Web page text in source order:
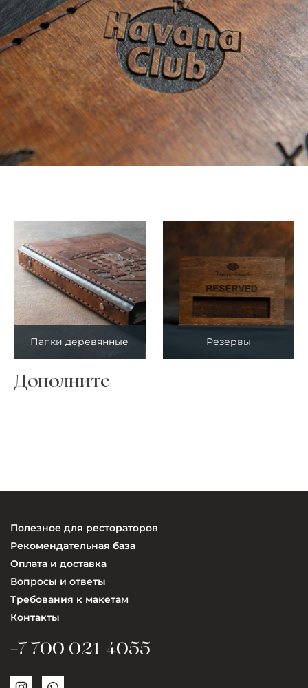
Папки деревянные Резервы
Дополните
Полезное для рестораторов
Рекомендательная база
Оплата и доставка
Вопросы и ответы
Требования к макетам
Контакты
+7 700 021-4055